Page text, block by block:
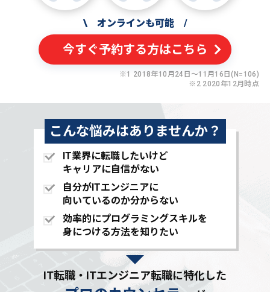
\ オンラインも可能 /
今すぐ予約する方はこちら
※1 2018年10月24日〜11月16日(N=106)
※2 2020年12月時点
こんな悩みはありませんか？
IT業界に転職したいけど
キャリアに自信がない
自分がITエンジニアに
向いているのか分からない
効率的にプログラミングスキルを
身につける方法を知りたい
IT転職・ITエンジニア転職に特化した